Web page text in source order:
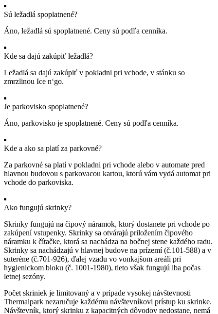
Sú ležadlá spoplatnené?
Áno, ležadlá sú spoplatnené. Ceny sú podľa cenníka.
Kde sa dajú zakúpiť ležadlá?
Ležadlá sa dajú zakúpiť v pokladni pri vchode, v stánku so
zmrzlinou Ice n‘go.
Je parkovisko spoplatnené?
Áno, parkovisko je spoplatnené. Ceny sú podľa cenníka.
Kde a ako sa platí za parkovné?
Za parkovné sa platí v pokladni pri vchode alebo v automate pred
hlavnou budovou s parkovacou kartou, ktorú vám vydá automat pri
vchode do parkoviska.
Ako fungujú skrinky?
Skrinky fungujú na čipový náramok, ktorý dostanete pri vchode po
zakúpení vstupenky. Skrinky sa otvárajú priložením čipového
náramku k čítačke, ktorá sa nachádza na bočnej stene každého radu.
Skrinky sa nachádzajú v hlavnej budove na prízemí (č.101-588) a v
suteréne (č.701-926), ďalej vzadu vo vonkajšom areáli pri
hygienickom bloku (č. 1001-1980), tieto však fungujú iba počas
letnej sezóny.
Počet skriniek je limitovaný a v prípade vysokej návštevnosti
Thermalpark nezaručuje každému návštevníkovi prístup ku skrinke.
Návštevník, ktorý skrinku z kapacitných dôvodov nedostane, nemá